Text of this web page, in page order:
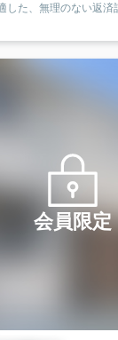
した、無理のない返済
会員限定